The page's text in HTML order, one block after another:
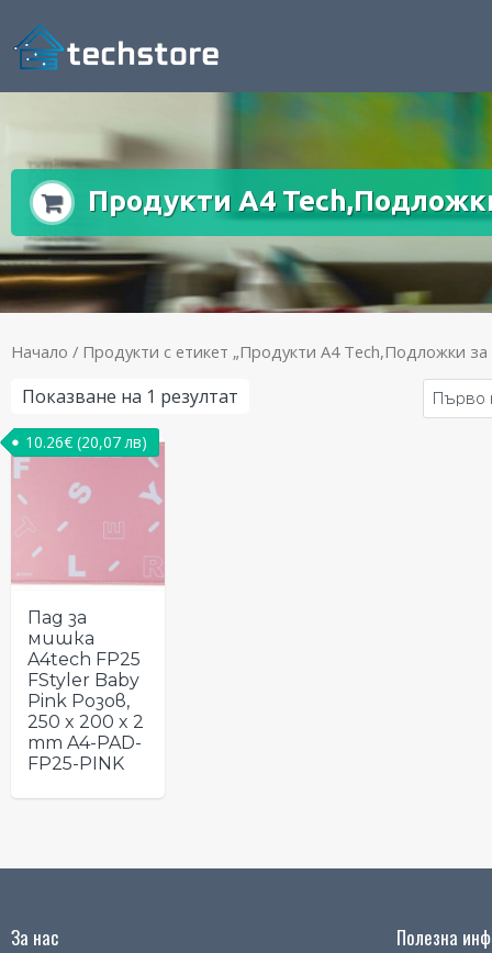
Продукти A4
Начало / Продукти с етикет „Продукти A4 Tech,Подложки
Показване на 1 резултат
Пад за
мишка
A4tech FP25
FStyler Baby
Pink Розов,
250 x 200 x 2
mm A4-PAD-
FP25-PINK
10.26€ (20,07 лв)
За нас Полезна